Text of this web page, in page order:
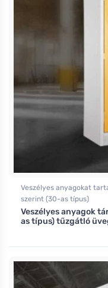
Veszélyes anyagokat
szerint (30-as típus)
Veszélyes anyagok
as típus) tűzgátló